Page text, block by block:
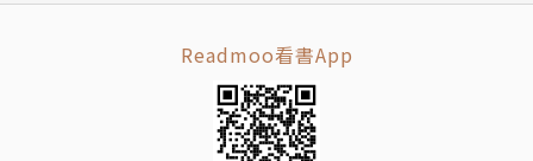
的聲音來自外在，而他和內在世界所建立的關係，變得
比外頭真正的世界更真實、更重要。
本書統合當代對失覺失調的理解、可用的治療方式，並
採訪大量患者及其家庭，揭露思覺失調患者的兩個世
Readmoo看書App